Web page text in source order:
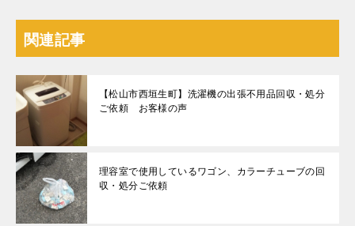
関連記事
【松山市西垣生町】洗濯機の出張不用品回収・処分
ご依頼 お客様の声
理容室で使用しているワゴン、カラーチューブの回
収・処分ご依頼